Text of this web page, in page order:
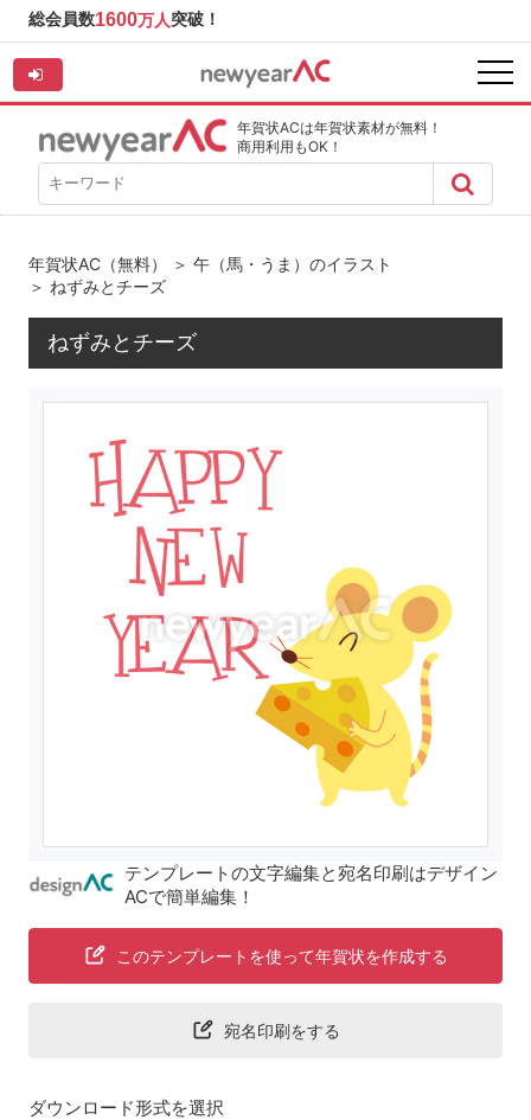
総会員数1600万人突破！
年賀状ACは年賀状素材が無料！
商用利用もOK！
年賀状AC（無料） ＞ 午（馬・うま）のイラスト
＞ ねずみとチーズ
ねずみとチーズ
テンプレートの文字編集と宛名印刷はデザイン
ACで簡単編集！
このテンプレートを使って年賀状を作成する
宛名印刷をする
ダウンロード形式を選択